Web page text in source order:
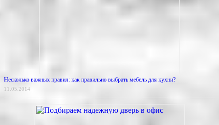
Несколько важных правил: как правильно выбрать мебель для кухни?
11.05.2014